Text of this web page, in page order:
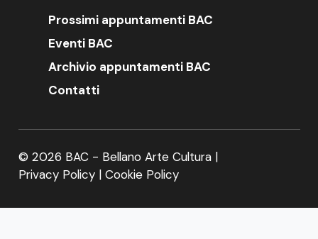
Prossimi appuntamenti BAC
Eventi BAC
Archivio appuntamenti BAC
Contatti
© 2026 BAC - Bellano Arte Cultura |
Privacy Policy| Cookie Policy